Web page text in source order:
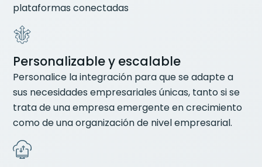
plataformas conectadas
Personalizable y escalable
Personalice la integración para que se adapte a
sus necesidades empresariales únicas, tanto si se
trata de una empresa emergente en crecimiento
como de una organización de nivel empresarial.